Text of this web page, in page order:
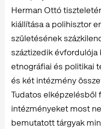
Herman Ottó
kiállítása a polihisztor
születésének
száztizedik évfordulója
etnográfiai és politikai
és két intézmény
Tudatos elképzelésből
intézményeket most
bemutatott tárgyak